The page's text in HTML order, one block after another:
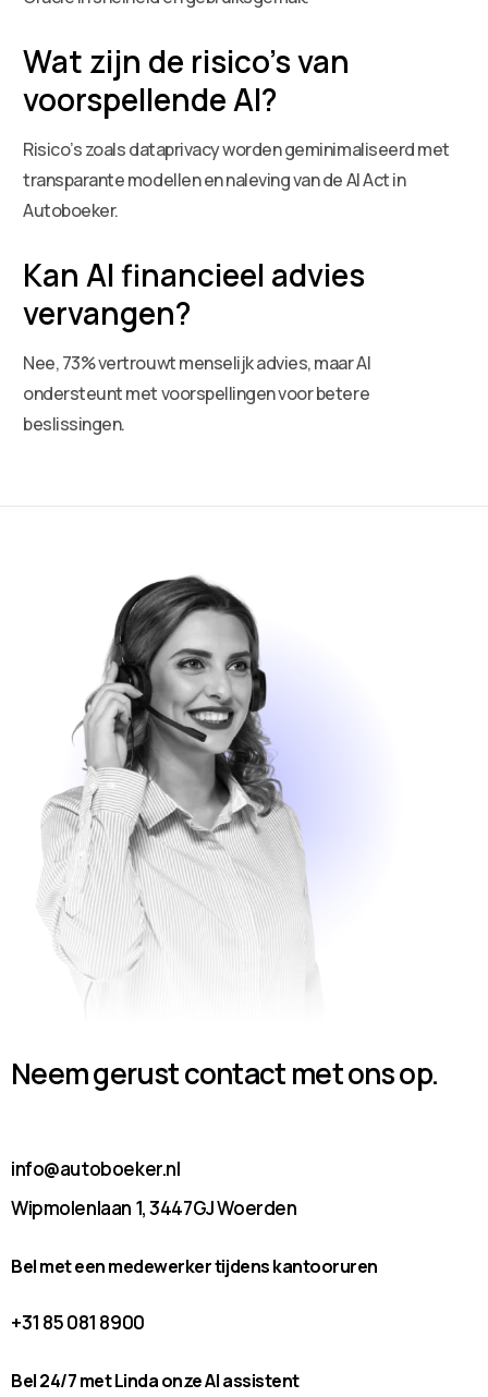
Wat zijn de risico’s van
voorspellende AI?
Risico’s zoals dataprivacy worden geminimaliseerd met
transparante modellen en naleving van de AI Act in
Autoboeker.
Kan AI financieel advies
vervangen?
Nee, 73% vertrouwt menselijk advies, maar AI
ondersteunt met voorspellingen voor betere
beslissingen.
Neem gerust contact met ons op.
info@autoboeker.nl
Wipmolenlaan 1, 3447GJ Woerden
Bel met een medewerker tijdens kantooruren
+31 85 081 8900
Bel 24/7 met Linda onze AI assistent